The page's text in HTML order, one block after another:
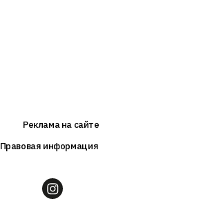
Реклама на сайте
Правовая информация